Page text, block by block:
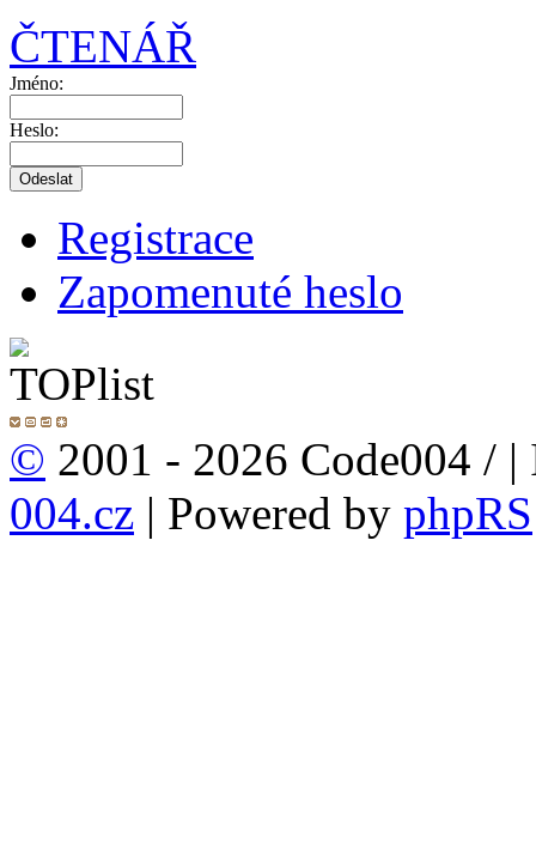
ČTENÁŘ
Jméno:
Heslo:
Registrace
Zapomenuté heslo
© 2001 - 2026 Code004 / |
004.cz | Powered by phpRS